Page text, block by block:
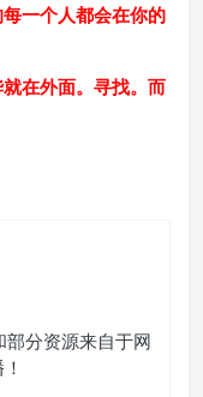
一个人都会在你的
在外面。寻找。而
分资源来自于网